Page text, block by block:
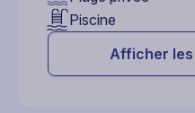
Piscine
Afficher